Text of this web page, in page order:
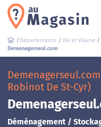
Départements Ille et Vilaine
Demenagerseul.com
Robinot De St-Cyr)
Déménagement /